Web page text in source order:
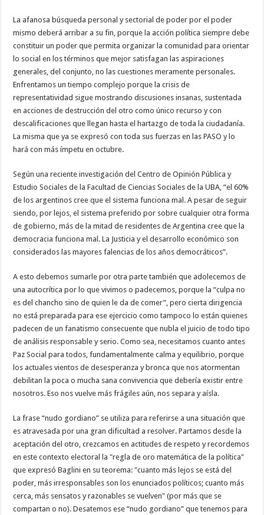
La afanosa búsqueda personal y sectorial de poder por el poder
mismo deberá arribar a su fin, porque la acción política siempre debe
constituir un poder que permita organizar la comunidad para orientar
lo social en los términos que mejor satisfagan las aspiraciones
generales, del conjunto, no las cuestiones meramente personales.
Enfrentamos un tiempo complejo porque la crisis de
representatividad sigue mostrando discusiones insanas, sustentada
en acciones de destrucción del otro como único recurso y con
descalificaciones que llegan hasta el hartazgo de toda la ciudadanía.
La misma que ya se expresó con toda sus fuerzas en las PASO y lo
hará con más ímpetu en octubre.
Según una reciente investigación del Centro de Opinión Pública y
Estudio Sociales de la Facultad de Ciencias Sociales de la UBA, “el 60%
de los argentinos cree que el sistema funciona mal. A pesar de seguir
siendo, por lejos, el sistema preferido por sobre cualquier otra forma
de gobierno, más de la mitad de residentes de Argentina cree que la
democracia funciona mal. La Justicia y el desarrollo económico son
considerados las mayores falencias de los años democráticos”.
A esto debemos sumarle por otra parte también que adolecemos de
una autocrítica por lo que vivimos o padecemos, porque la “culpa no
es del chancho sino de quien le da de comer”, pero cierta dirigencia
no está preparada para ese ejercicio como tampoco lo están quienes
padecen de un fanatismo consecuente que nubla el juicio de todo tipo
de análisis responsable y serio. Como sea, necesitamos cuanto antes
Paz Social para todos, fundamentalmente calma y equilibrio, porque
los actuales vientos de desesperanza y bronca que nos atormentan
debilitan la poca o mucha sana convivencia que debería existir entre
nosotros. Eso nos vuelve más frágiles aún, nos separa y aísla.
La frase “nudo gordiano” se utiliza para referirse a una situación que
es atravesada por una gran dificultad a resolver. Partamos desde la
aceptación del otro, crezcamos en actitudes de respeto y recordemos
en este contexto electoral la "regla de oro matemática de la política"
que expresó Baglini en su teorema: "cuanto más lejos se está del
poder, más irresponsables son los enunciados políticos; cuanto más
cerca, más sensatos y razonables se vuelven" (por más que se
compartan o no). Desatemos ese “nudo gordiano” que tenemos para